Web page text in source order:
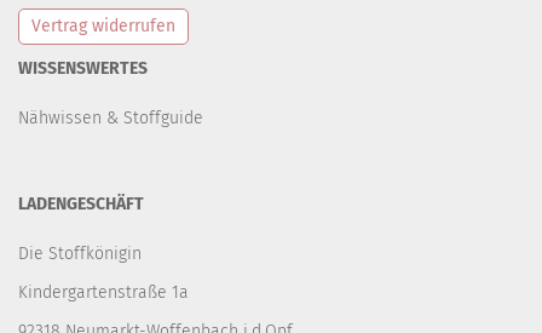
Vertrag widerrufen
WISSENSWERTES
Nähwissen & Stoffguide
LADENGESCHÄFT
Die Stoffkönigin
Kindergartenstraße 1a